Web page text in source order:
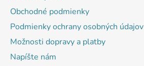
Obchodné podmienky
Podmienky ochrany osobných údajov
Možnosti dopravy a platby
Napíšte nám